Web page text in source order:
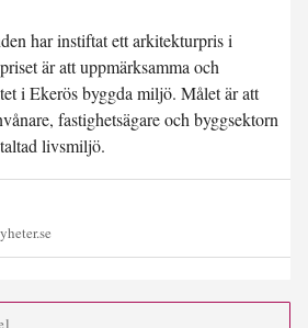
har instiftat ett arkitekturpris i
är att uppmärksamma och
i Ekerös byggda miljö. Målet är att
fastighetsägare och byggsektorn
livsmiljö.